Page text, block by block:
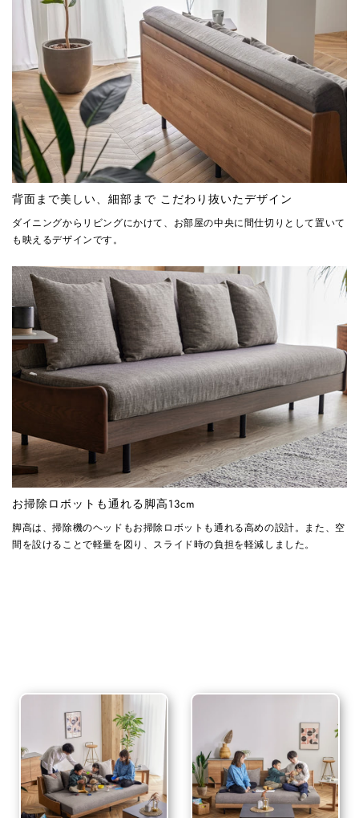
背面まで美しい、細部まで こだわり抜いたデザイン
ダイニングからリビングにかけて、お部屋の中央に間仕切りとして置いて
も映えるデザインです。
お掃除ロボットも通れる脚高13cm
脚高は、掃除機のヘッドもお掃除ロボットも通れる高めの設計。また、空
間を設けることで軽量を図り、スライド時の負担を軽減しました。